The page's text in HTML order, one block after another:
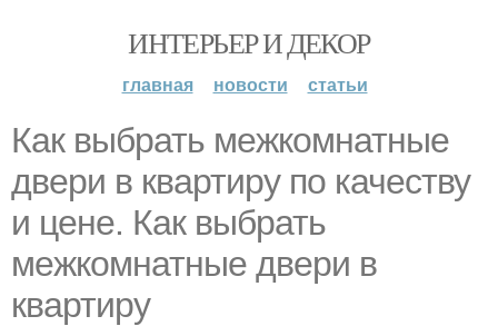
ИНТЕРЬЕР И ДЕКОР
главная новости статьи
Как выбрать межкомнатные
двери в квартиру по качеству
и цене. Как выбрать
межкомнатные двери в
квартиру